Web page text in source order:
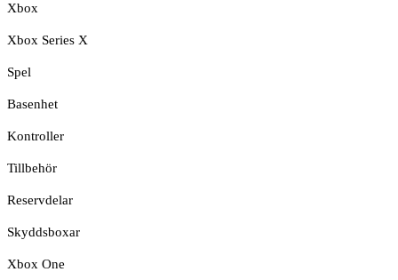
Xbox
Xbox Series X
Spel
Basenhet
Kontroller
Tillbehör
Reservdelar
Skyddsboxar
Xbox One